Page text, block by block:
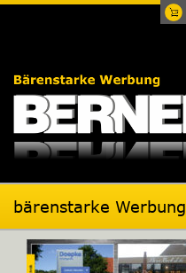
bärenstarke Werbung